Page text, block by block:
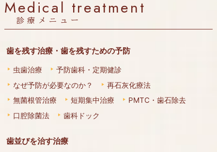
Medical treatment
診療メニュー
歯を残す治療・歯を残すための予防
虫歯治療
予防歯科・定期健診
なぜ予防が必要なのか？
再石灰化療法
無菌根管治療
短期集中治療
PMTC・歯石除去
口腔除菌法
歯科ドック
歯並びを治す治療